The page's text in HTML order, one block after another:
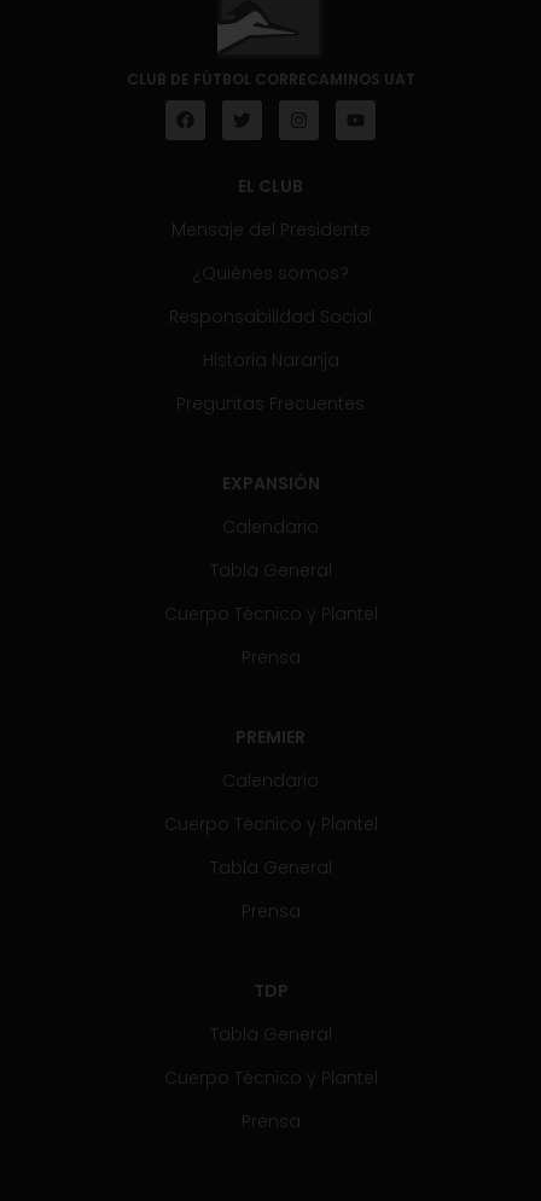
CLUB DE FÚTBOL CORRECAMINOS UAT
EL CLUB
Mensaje del Presidente
¿Quiénes somos?
Responsabilidad Social
Historia Naranja
Preguntas Frecuentes
EXPANSIÓN
Calendario
Tabla General
Cuerpo Técnico y Plantel
Prensa
PREMIER
Calendario
Cuerpo Técnico y Plantel
Tabla General
Prensa
TDP
Tabla General
Cuerpo Técnico y Plantel
Prensa